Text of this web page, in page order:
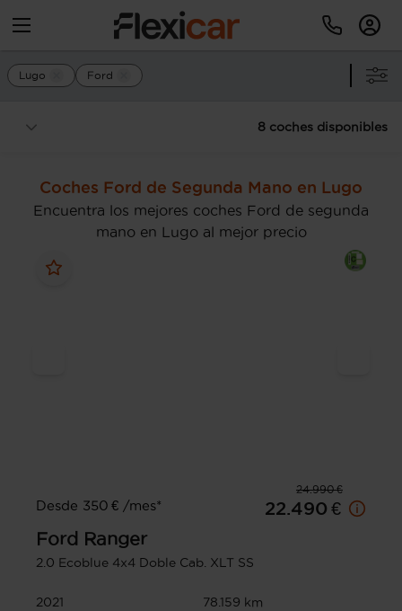
Lugo Ford
8 coches disponibles
Coches Ford de Segunda Mano en Lugo
Encuentra los mejores coches Ford de segunda
mano en Lugo al mejor precio
24.990 €
Desde 350 € /mes*
22.490 €
Ford Ranger
2.0 Ecoblue 4x4 Doble Cab. XLT SS
2021
78.159 km